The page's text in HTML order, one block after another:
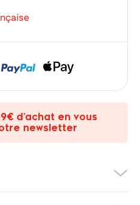
d’achat en vous
newsletter
×
des produits à votre